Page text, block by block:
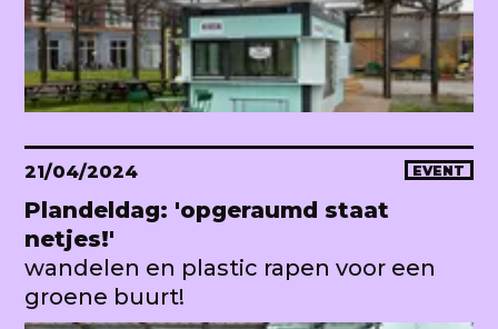
21/04/2024 EVENT
Plandeldag: 'opgeraumd staat
netjes!'
wandelen en plastic rapen voor een
groene buurt!